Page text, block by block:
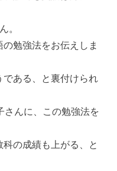
。
勉強法をお伝えしま
ある、と裏付けられ
さんに、この勉強法を
の成績も上がる、と